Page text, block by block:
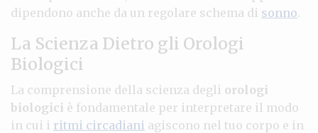
dipendono anche da un regolare schema di sonno.
La Scienza Dietro gli Orologi
Biologici
La comprensione della scienza degli orologi
biologici è fondamentale per interpretare il modo
in cui i ritmi circadiani agiscono nel tuo corpo e in